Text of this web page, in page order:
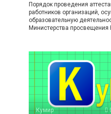
Порядок проведения
работников организаций,
образовательную
Министерства просвещения
Кумир